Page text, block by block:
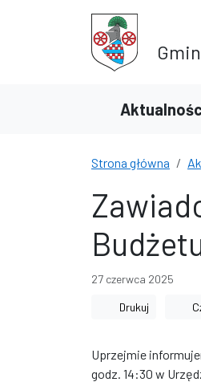
Przejdź do wyszukiwarki
Strona główna
27 czerwca 2025
Drukuj
Uprzejmie
godz. 14:30 w